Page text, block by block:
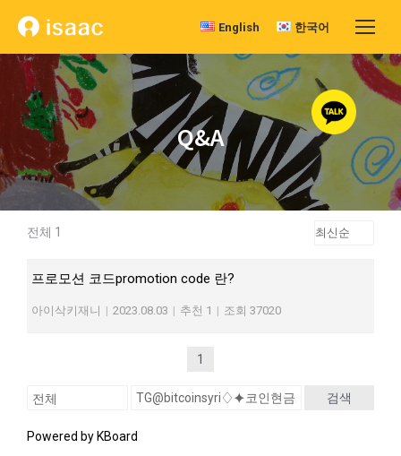
English 한국어
Q&A
전체 1
프로모션 코드promotion code 란?
아이삭키재니 | 2023.08.03 | 추천 1 | 조회 37020
1
검색
Powered by KBoard